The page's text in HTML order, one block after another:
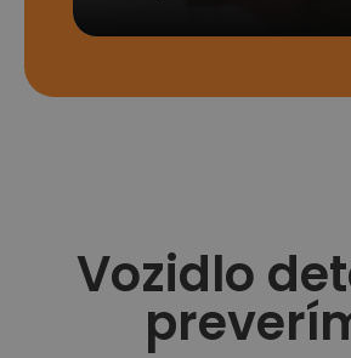
Vozidlo